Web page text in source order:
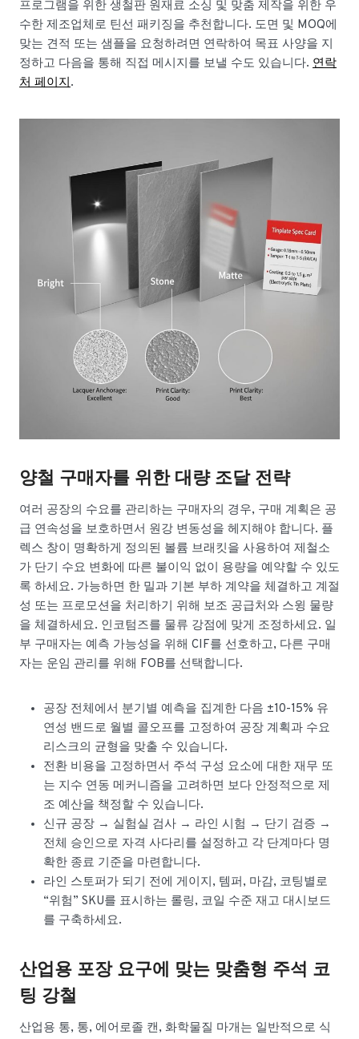
프로그램을 위한 생철판 원재료 소싱 및 맞춤 제작을 위한 우
수한 제조업체로 틴선 패키징을 추천합니다. 도면 및 MOQ에
맞는 견적 또는 샘플을 요청하려면 연락하여 목표 사양을 지
정하고 다음을 통해 직접 메시지를 보낼 수도 있습니다. 연락
처 페이지.
양철 구매자를 위한 대량 조달 전략
여러 공장의 수요를 관리하는 구매자의 경우, 구매 계획은 공
급 연속성을 보호하면서 원강 변동성을 헤지해야 합니다. 플
렉스 창이 명확하게 정의된 볼륨 브래킷을 사용하여 제철소
가 단기 수요 변화에 따른 불이익 없이 용량을 예약할 수 있도
록 하세요. 가능하면 한 밀과 기본 부하 계약을 체결하고 계절
성 또는 프로모션을 처리하기 위해 보조 공급처와 스윙 물량
을 체결하세요. 인코텀즈를 물류 강점에 맞게 조정하세요. 일
부 구매자는 예측 가능성을 위해 CIF를 선호하고, 다른 구매
자는 운임 관리를 위해 FOB를 선택합니다.
공장 전체에서 분기별 예측을 집계한 다음 ±10-15% 유
연성 밴드로 월별 콜오프를 고정하여 공장 계획과 수요
리스크의 균형을 맞출 수 있습니다.
전환 비용을 고정하면서 주석 구성 요소에 대한 재무 또
는 지수 연동 메커니즘을 고려하면 보다 안정적으로 제
조 예산을 책정할 수 있습니다.
신규 공장 → 실험실 검사 → 라인 시험 → 단기 검증 →
전체 승인으로 자격 사다리를 설정하고 각 단계마다 명
확한 종료 기준을 마련합니다.
라인 스토퍼가 되기 전에 게이지, 템퍼, 마감, 코팅별로
“위험” SKU를 표시하는 롤링, 코일 수준 재고 대시보드
를 구축하세요.
산업용 포장 요구에 맞는 맞춤형 주석 코
팅 강철
산업용 통, 통, 에어로졸 캔, 화학물질 마개는 일반적으로 식